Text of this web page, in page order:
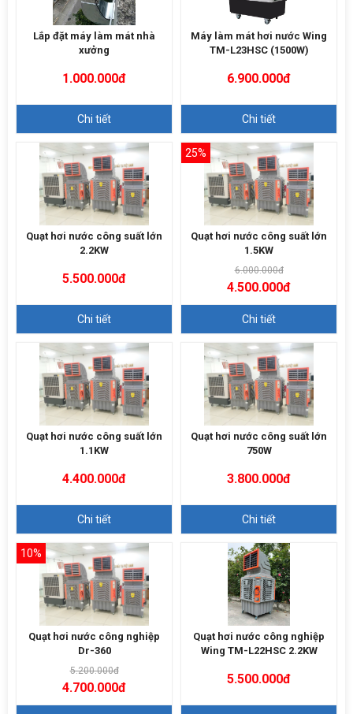
Lắp đặt máy làm mát nhà
xưởng
1.000.000đ
Chi tiết
Máy làm mát hơi nước Wing
TM-L23HSC (1500W)
6.900.000đ
Chi tiết
Quạt hơi nước công suất lớn
2.2KW
5.500.000đ
Chi tiết
25%
Quạt hơi nước công suất lớn
1.5KW
6.000.000đ
4.500.000đ
Chi tiết
Quạt hơi nước công suất lớn
1.1KW
4.400.000đ
Chi tiết
Quạt hơi nước công suất lớn
750W
3.800.000đ
Chi tiết
10%
Quạt hơi nước công nghiệp
Dr-360
5.200.000đ
4.700.000đ
Quạt hơi nước công nghiệp
Wing TM-L22HSC 2.2KW
5.500.000đ